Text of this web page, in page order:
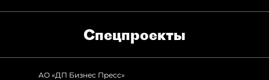
Спец­проекты
АО «ДП Бизнес Пресс»